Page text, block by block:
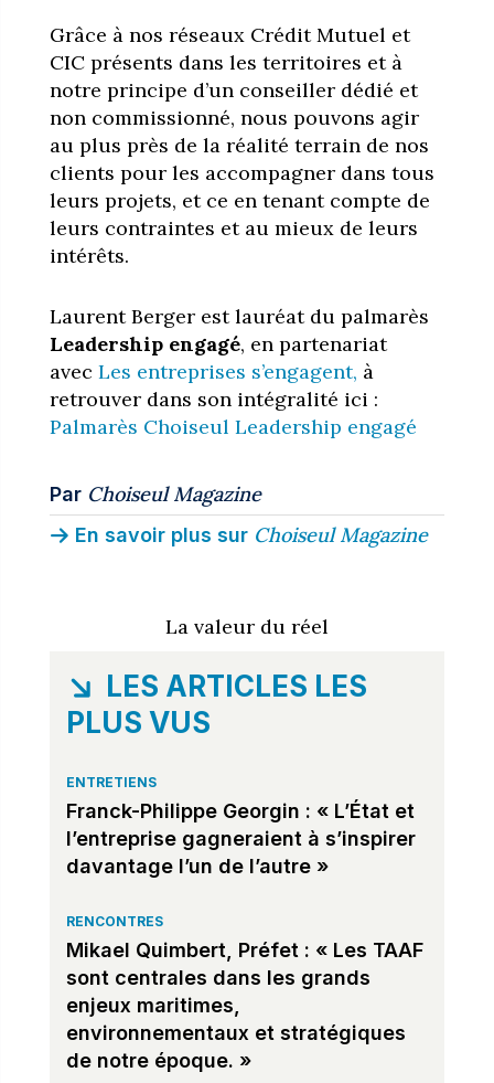
Grâce à nos réseaux Crédit Mutuel et
CIC présents dans les territoires et à
notre principe d’un conseiller dédié et
non commissionné, nous pouvons agir
au plus près de la réalité terrain de nos
clients pour les accompagner dans tous
leurs projets, et ce en tenant compte de
leurs contraintes et au mieux de leurs
intérêts.
Laurent Berger est lauréat du palmarès
Leadership engagé, en partenariat
avec Les entreprises s’engagent, à
retrouver dans son intégralité ici :
Palmarès Choiseul Leadership engagé
Par Choiseul Magazine
En savoir plus sur Choiseul Magazine
La valeur du réel
LES ARTICLES LES
PLUS VUS
ENTRETIENS
Franck-Philippe Georgin : « L’État et
l’entreprise gagneraient à s’inspirer
davantage l’un de l’autre »
RENCONTRES
Mikael Quimbert, Préfet : « Les TAAF
sont centrales dans les grands
enjeux maritimes,
environnementaux et stratégiques
de notre époque. »